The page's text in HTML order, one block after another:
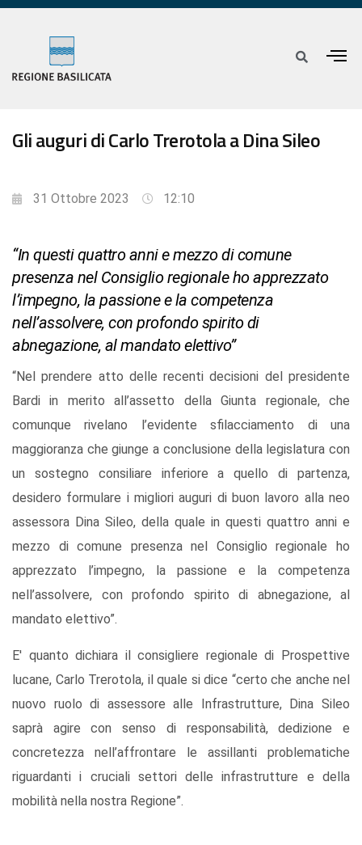
Gli auguri di Carlo Trerotola a Dina Sileo
31 Ottobre 2023 12:10
“In questi quattro anni e mezzo di comune
presenza nel Consiglio regionale ho apprezzato
l’impegno, la passione e la competenza
nell’assolvere, con profondo spirito di
abnegazione, al mandato elettivo”
“Nel prendere atto delle recenti decisioni del presidente
Bardi in merito all’assetto della Giunta regionale, che
comunque rivelano l’evidente sfilacciamento di una
maggioranza che giunge a conclusione della legislatura con
un sostegno consiliare inferiore a quello di partenza,
desidero formulare i migliori auguri di buon lavoro alla neo
assessora Dina Sileo, della quale in questi quattro anni e
mezzo di comune presenza nel Consiglio regionale ho
apprezzato l’impegno, la passione e la competenza
nell’assolvere, con profondo spirito di abnegazione, al
mandato elettivo”.
E' quanto dichiara il consigliere regionale di Prospettive
lucane, Carlo Trerotola, il quale si dice “certo che anche nel
nuovo ruolo di assessore alle Infrastrutture, Dina Sileo
saprà agire con senso di responsabilità, dedizione e
concretezza nell’affrontare le assillanti problematiche
riguardanti i cruciali settori delle infrastrutture e della
mobilità nella nostra Regione”.